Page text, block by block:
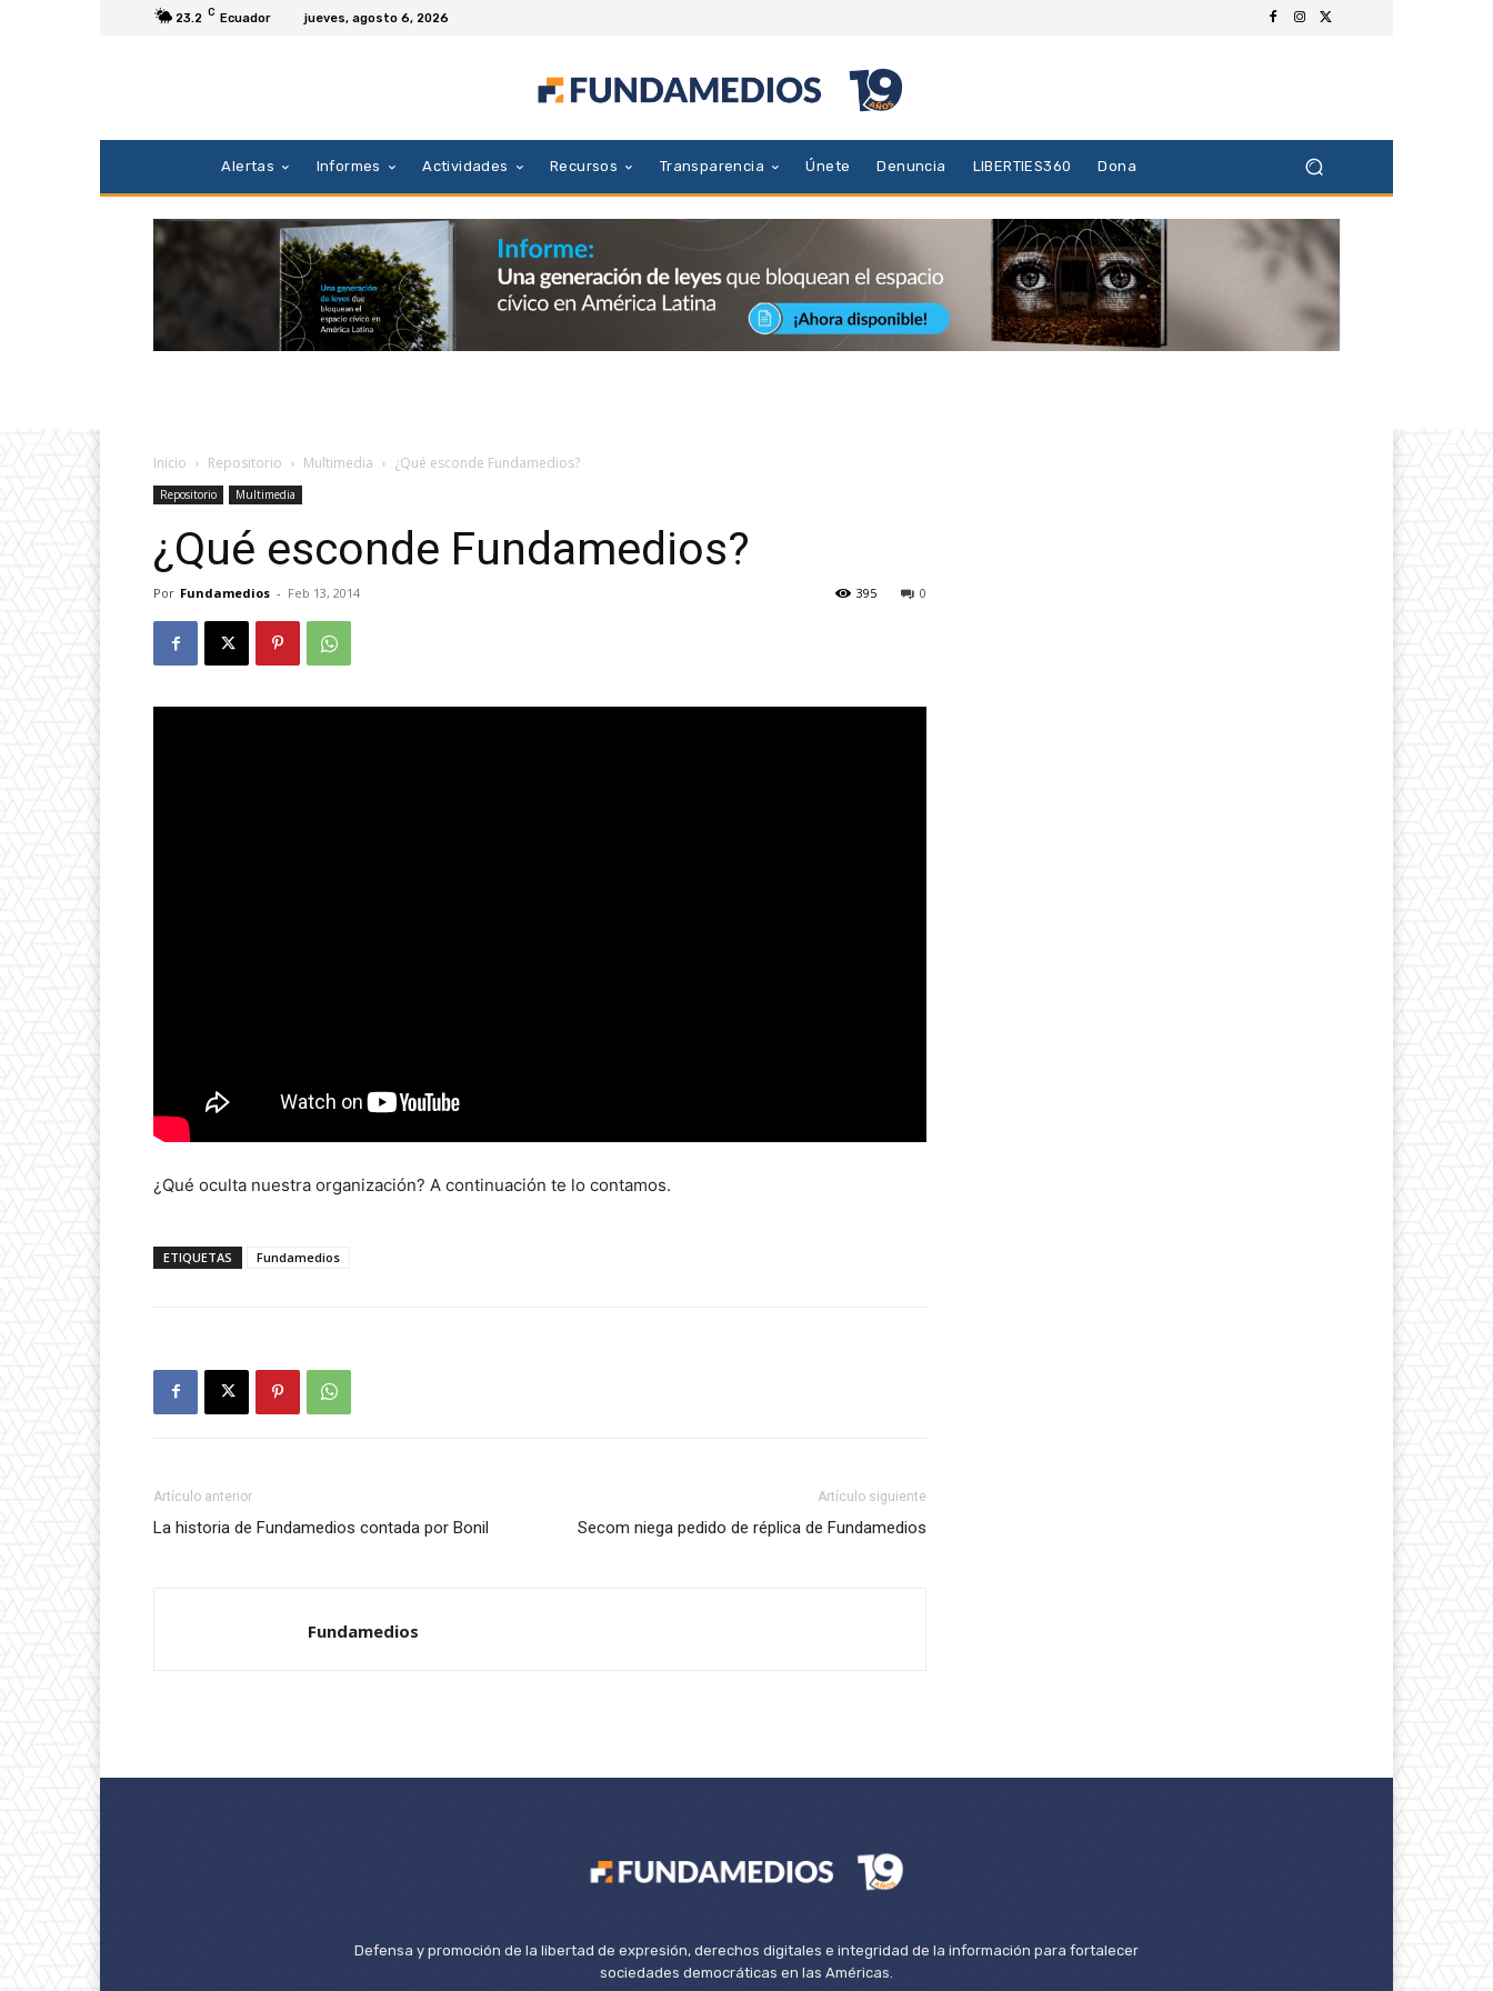
23.2 C Ecuador jueves, agosto 6, 2026
Alertas Informes Actividades Recursos Transparencia Únete Denuncia LIBERTIES360 Dona
Inicio Repositorio Multimedia ¿Qué esconde Fundamedios?
Repositorio Multimedia
¿Qué esconde Fundamedios?
Por Fundamedios - Feb 13, 2014 0
395
¿Qué oculta nuestra organización? A continuación te lo contamos.
ETIQUETAS Fundamedios
Artículo anterior
La historia de Fundamedios contada por Bonil
Artículo siguiente
Secom niega pedido de réplica de Fundamedios
Fundamedios
Defensa y promoción de la libertad de expresión, derechos digitales e integridad de la información para fortalecer
sociedades democráticas en las Américas.